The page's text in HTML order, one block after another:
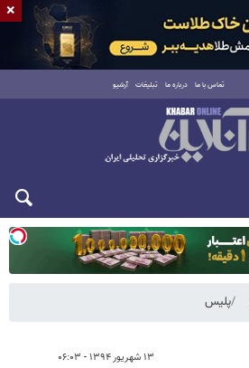
تماس با ما درباره ما تبلیغات آرشیو
پلیس
۱۳ شهریور ۱۳۹۴ - ۰۶:۰۳
×